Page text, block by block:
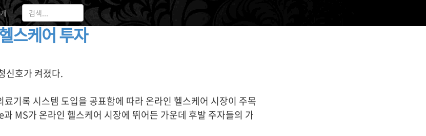
2009. 5. 29. 14:29
스케어 투자
신호가 켜졌다.
기록 시스템 도입을 공표함에 따라 온라인 헬스케어 시장이 주목
MS가 온라인 헬스케어 시장에 뛰어든 가운데 후발 주자들의 가